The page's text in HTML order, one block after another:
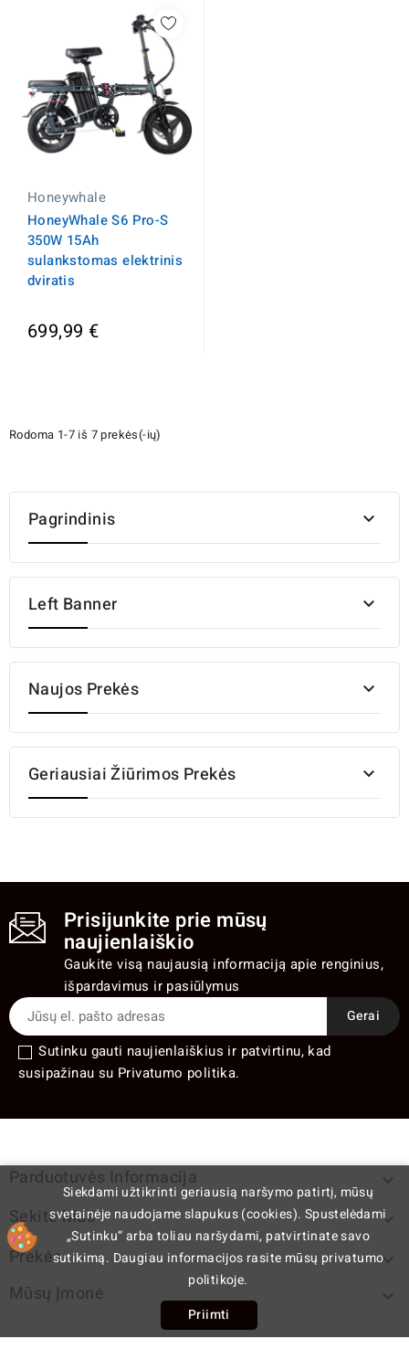
Honeywhale
HoneyWhale S6 Pro-S
350W 15Ah
sulankstomas elektrinis
dviratis
699,99 €
Rodoma 1-7 iš 7 prekės(-ių)
Pagrindinis 
Left Banner 
Naujos Prekės 
Geriausiai Žiūrimos Prekės 
Prisijunkite prie mūsų
naujienlaiškio
Gaukite visą naujausią informaciją apie renginius,
išpardavimus ir pasiūlymus
Sutinku gauti naujienlaiškius ir patvirtinu, kad
susipažinau su Privatumo politika.
Parduotuvės Informacija 
Sekite Mus 
Prekės 
Mūsų Įmonė 
Siekdami užtikrinti geriausią naršymo patirtį, mūsų
svetainėje naudojame slapukus (cookies). Spustelėdami
„Sutinku“ arba toliau naršydami, patvirtinate savo
sutikimą. Daugiau informacijos rasite mūsų privatumo
politikoje.
Priimti